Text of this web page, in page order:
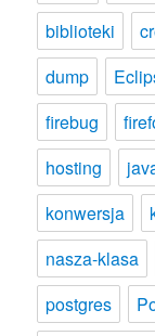
biblioteki
dump
firebug
hosting
konwersja
nasza-klasa
postgres